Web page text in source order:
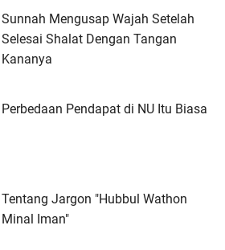
Sunnah Mengusap Wajah Setelah
Selesai Shalat Dengan Tangan
Kananya
Perbedaan Pendapat di NU Itu Biasa
Tentang Jargon "Hubbul Wathon
Minal Iman"